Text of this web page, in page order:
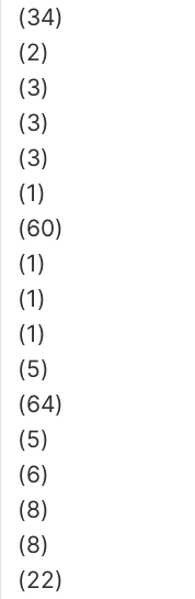
(34)
(2)
(3)
(3)
(3)
(1)
(60)
(1)
(1)
(1)
(5)
(64)
(5)
(6)
(8)
(8)
(22)